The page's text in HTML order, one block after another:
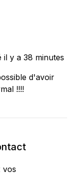
il y a 38 minutes
d'avoir
!!!!
vos